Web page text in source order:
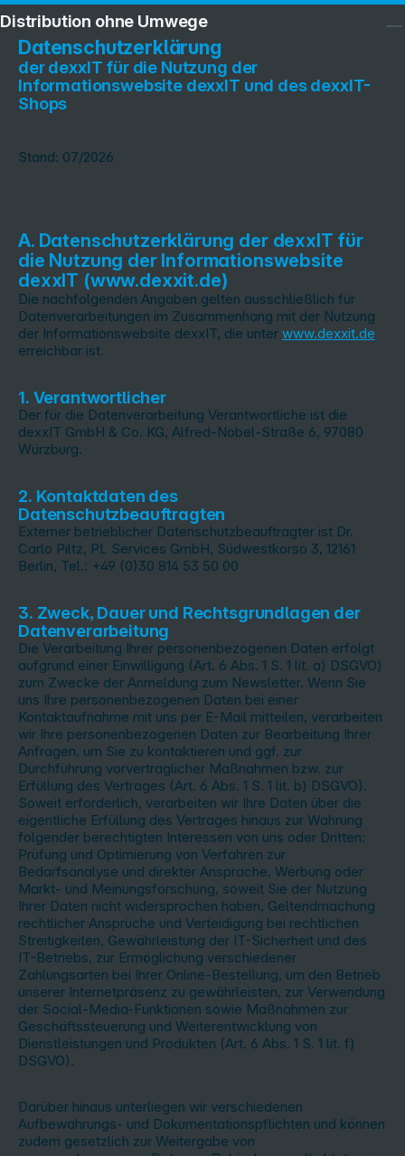
Datenschutzerklärung
der dexxIT für die Nutzung der
Informationswebsite dexxIT und des dexxIT-
Shops
Stand: 07/2026
A. Datenschutzerklärung der dexxIT für
die Nutzung der Informationswebsite
dexxIT (www.dexxit.de)
Die nachfolgenden Angaben gelten ausschließlich für
Datenverarbeitungen im Zusammenhang mit der Nutzung
der Informationswebsite dexxIT, die unter www.dexxit.de
erreichbar ist.
1. Verantwortlicher
Der für die Datenverarbeitung Verantwortliche ist die
dexxIT GmbH & Co. KG, Alfred-Nobel-Straße 6, 97080
Würzburg.
2. Kontaktdaten des
Datenschutzbeauftragten
Externer betrieblicher Datenschutzbeauftragter ist Dr.
Carlo Piltz, PL Services GmbH, Südwestkorso 3, 12161
Berlin, Tel.: +49 (0)30 814 53 50 00
3. Zweck, Dauer und Rechtsgrundlagen der
Datenverarbeitung
Die Verarbeitung Ihrer personenbezogenen Daten erfolgt
aufgrund einer Einwilligung (Art. 6 Abs. 1 S. 1 lit. a) DSGVO)
zum Zwecke der Anmeldung zum Newsletter. Wenn Sie
uns Ihre personenbezogenen Daten bei einer
Kontaktaufnahme mit uns per E-Mail mitteilen, verarbeiten
wir Ihre personenbezogenen Daten zur Bearbeitung Ihrer
Anfragen, um Sie zu kontaktieren und ggf. zur
Durchführung vorvertraglicher Maßnahmen bzw. zur
Erfüllung des Vertrages (Art. 6 Abs. 1 S. 1 lit. b) DSGVO).
Soweit erforderlich, verarbeiten wir Ihre Daten über die
eigentliche Erfüllung des Vertrages hinaus zur Wahrung
folgender berechtigten Interessen von uns oder Dritten:
Prüfung und Optimierung von Verfahren zur
Bedarfsanalyse und direkter Ansprache, Werbung oder
Markt- und Meinungsforschung, soweit Sie der Nutzung
Ihrer Daten nicht widersprochen haben, Geltendmachung
rechtlicher Ansprüche und Verteidigung bei rechtlichen
Streitigkeiten, Gewährleistung der IT-Sicherheit und des
IT-Betriebs, zur Ermöglichung verschiedener
Zahlungsarten bei Ihrer Online-Bestellung, um den Betrieb
unserer Internetpräsenz zu gewährleisten, zur Verwendung
der Social-Media-Funktionen sowie Maßnahmen zur
Geschäftssteuerung und Weiterentwicklung von
Dienstleistungen und Produkten (Art. 6 Abs. 1 S. 1 lit. f)
DSGVO).
Darüber hinaus unterliegen wir verschiedenen
Aufbewahrungs- und Dokumentationspflichten und können
zudem gesetzlich zur Weitergabe von
Distribution ohne Umwege